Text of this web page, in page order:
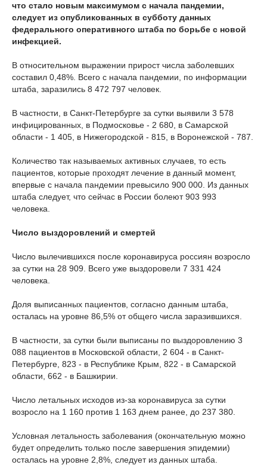
что стало новым максимумом с начала пандемии,
следует из опубликованных в субботу данных
федерального оперативного штаба по борьбе с новой
инфекцией.
В относительном выражении прирост числа заболевших
составил 0,48%. Всего с начала пандемии, по информации
штаба, заразились 8 472 797 человек.
В частности, в Санкт-Петербурге за сутки выявили 3 578
инфицированных, в Подмосковье - 2 680, в Самарской
области - 1 405, в Нижегородской - 815, в Воронежской - 787.
Количество так называемых активных случаев, то есть
пациентов, которые проходят лечение в данный момент,
впервые с начала пандемии превысило 900 000. Из данных
штаба следует, что сейчас в России болеют 903 993
человека.
Число выздоровлений и смертей
Число вылечившихся после коронавируса россиян возросло
за сутки на 28 909. Всего уже выздоровели 7 331 424
человека.
Доля выписанных пациентов, согласно данным штаба,
осталась на уровне 86,5% от общего числа заразившихся.
В частности, за сутки были выписаны по выздоровлению 3
088 пациентов в Московской области, 2 604 - в Санкт-
Петербурге, 823 - в Республике Крым, 822 - в Самарской
области, 662 - в Башкирии.
Число летальных исходов из-за коронавируса за сутки
возросло на 1 160 против 1 163 днем ранее, до 237 380.
Условная летальность заболевания (окончательную можно
будет определить только после завершения эпидемии)
осталась на уровне 2,8%, следует из данных штаба.